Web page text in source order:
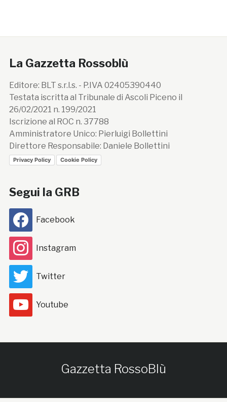
La Gazzetta Rossoblù
Editore: BLT s.r.l.s. - P.IVA 02405390440
Testata iscritta al Tribunale di Ascoli Piceno il
26/02/2021 n. 199/2021
Iscrizione al ROC n. 37788
Amministratore Unico: Pierluigi Bollettini
Direttore Responsabile: Daniele Bollettini
Privacy Policy Cookie Policy
Segui la GRB
Facebook
Instagram
Twitter
Youtube
Gazzetta RossoBlù